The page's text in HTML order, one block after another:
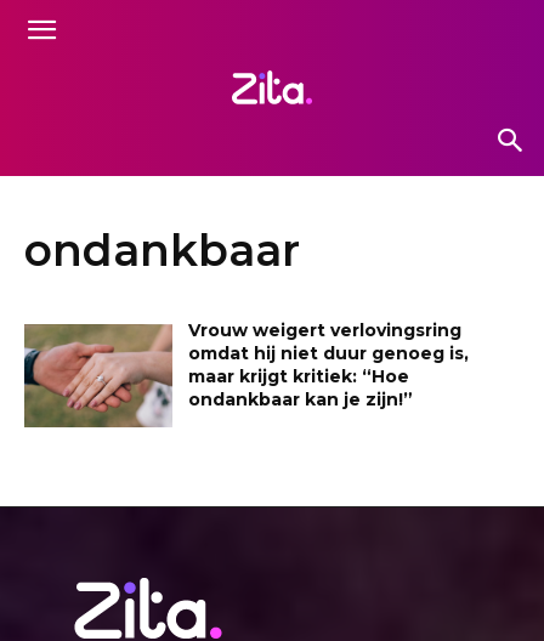
ondankbaar
Vrouw weigert verlovingsring
omdat hij niet duur genoeg is,
maar krijgt kritiek: “Hoe
ondankbaar kan je zijn!”